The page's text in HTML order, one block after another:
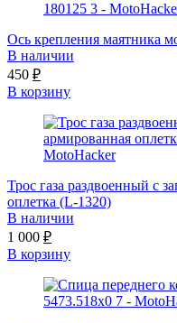
Ось крепления маятника
В наличии
450 ₽
В корзину
Трос газа раздвоенный с
оплетка (L-1320)
В наличии
1 000 ₽
В корзину